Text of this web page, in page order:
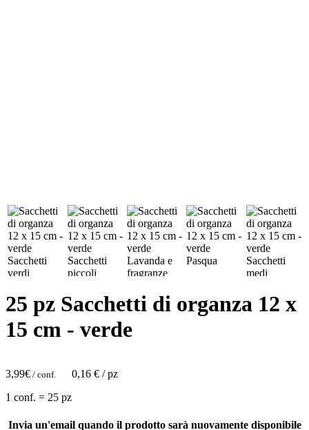
25 pz Sacchetti di organza 12 x
15 cm - verde
3,99€ / conf.
1 conf. = 25 pz
0,16 € / pz
Invia un'email quando il prodotto sarà nuovamente disponibile